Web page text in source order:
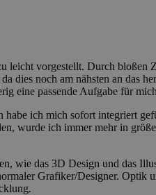
leicht vorgestellt. Durch
dies noch am nähsten an das
eine passende Aufgabe für
ich mich sofort integriert
wurde ich immer mehr in
das 3D Design und das
Grafiker/Designer.